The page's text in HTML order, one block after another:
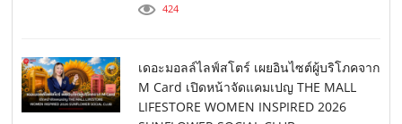
424
เดอะมอลล์ไลฟ์สโตร์ เผยอินไซต์ผู้บริโภคจาก
M Card เปิดหน้าจัดแคมเปญ THE MALL
LIFESTORE WOMEN INSPIRED 2026